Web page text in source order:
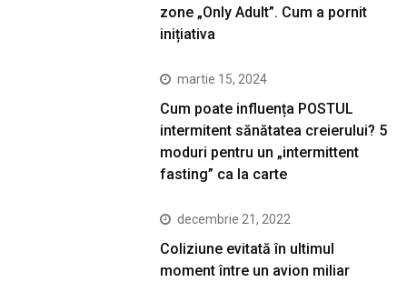
zone „Only Adult”. Cum a pornit
inițiativa
martie 15, 2024
Cum poate influența POSTUL
intermitent sănătatea creierului? 5
moduri pentru un „intermittent
fasting” ca la carte
decembrie 21, 2022
Coliziune evitată în ultimul
moment între un avion miliar